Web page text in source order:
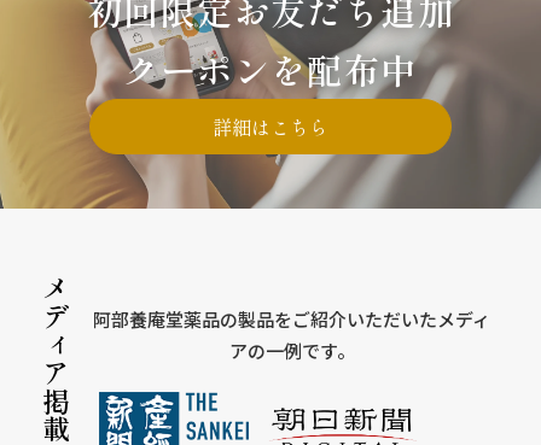
クーポンを配布中
詳細はこちら
メディア掲載
阿部養庵堂薬品の製品をご紹介いただいたメディ
アの一例です。